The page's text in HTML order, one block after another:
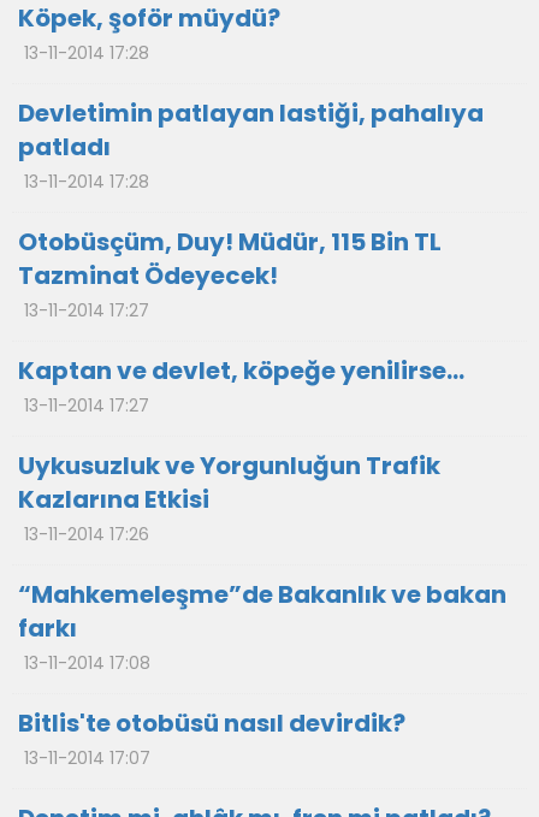
Köpek, şoför müydü?
13-11-2014 17:28
Devletimin patlayan lastiği, pahalıya
patladı
13-11-2014 17:28
Otobüsçüm, Duy! Müdür, 115 Bin TL
Tazminat Ödeyecek!
13-11-2014 17:27
Kaptan ve devlet, köpeğe yenilirse...
13-11-2014 17:27
Uykusuzluk ve Yorgunluğun Trafik
Kazlarına Etkisi
13-11-2014 17:26
“Mahkemeleşme”de Bakanlık ve bakan
farkı
13-11-2014 17:08
Bitlis'te otobüsü nasıl devirdik?
13-11-2014 17:07